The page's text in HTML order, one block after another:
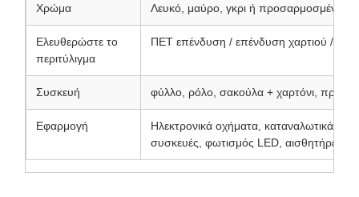
Χρώμα Λευκό, μαύρο, γκρι ή προσαρμοσμένο
Ελευθερώστε το
περιτύλιγμα
ΠΕΤ επένδυση / επένδυση χαρτιού /
Συσκευή φύλλο, ρόλο, σακούλα + χαρτόνι,
Εφαρμογή
Ηλεκτρονικά οχήματα, καταναλωτικά
συσκευές, φωτισμός LED, αισθητήρες